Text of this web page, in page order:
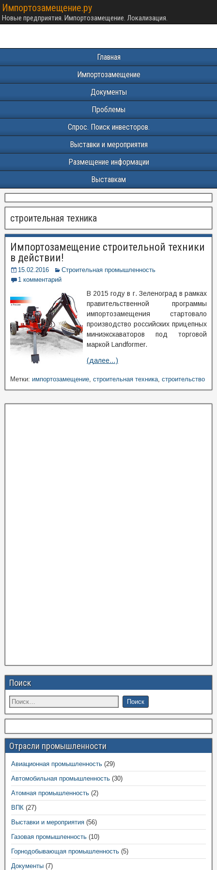
Импортозамещение.ру
Новые предприятия. Импортозамещение. Локализация.
Главная
Импортозамещение
Документы
Проблемы
Спрос. Поиск инвесторов.
Выставки и мероприятия
Размещение информации
Выставкам
строительная техника
Импортозамещение строительной техники
в действии!
15.02.2016
Строительная промышленность
1 комментарий
В 2015 году в г. Зеленоград в рамках
правительственной программы
импортозамещения стартовало
производство российских прицепных
миниэкскаваторов под торговой
маркой Landformer.
(далее…)
Метки: импортозамещение, строительная техника, строительство
Поиск
Отрасли промышленности
Авиационная промышленность (29)
Автомобильная промышленность (30)
Атомная промышленность (2)
ВПК (27)
Выставки и мероприятия (56)
Газовая промышленность (10)
Горнодобывающая промышленность (5)
Документы (7)